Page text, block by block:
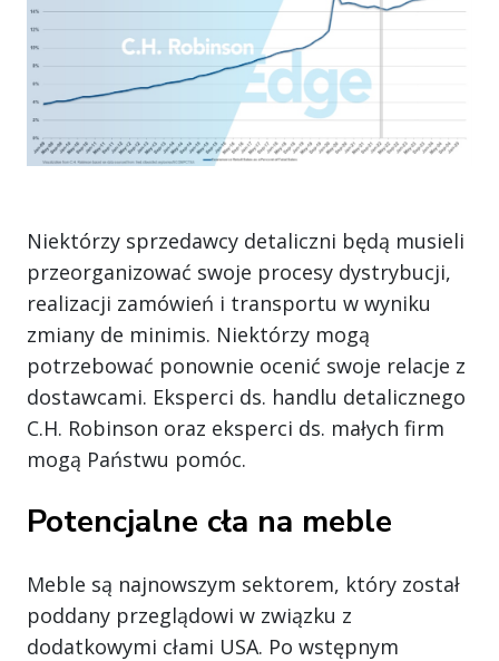
Niektórzy sprzedawcy detaliczni będą musieli
przeorganizować swoje procesy dystrybucji,
realizacji zamówień i transportu w wyniku
zmiany de minimis. Niektórzy mogą
potrzebować ponownie ocenić swoje relacje z
dostawcami. Eksperci ds. handlu detalicznego
C.H. Robinson oraz eksperci ds. małych firm
mogą Państwu pomóc.
Potencjalne cła na meble
Meble są najnowszym sektorem, który został
poddany przeglądowi w związku z
dodatkowymi cłami USA. Po wstępnym